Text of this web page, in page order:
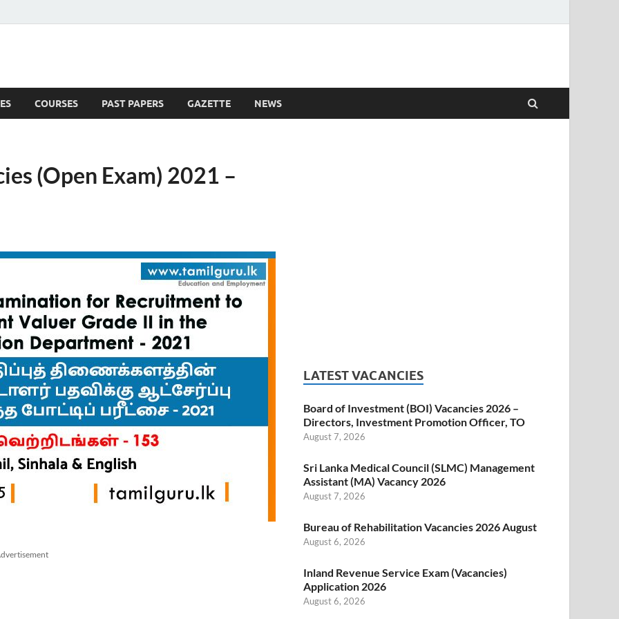
COURSES PAST PAPERS GAZETTE NEWS
(Open Exam) 2021 –
LATEST VACANCIES
Board of Investment (BOI) Vacancies 2026 –
Directors, Investment Promotion Officer, TO
August 7, 2026
Sri Lanka Medical Council (SLMC) Management
Assistant (MA) Vacancy 2026
August 7, 2026
Bureau of Rehabilitation Vacancies 2026 August
August 6, 2026
Inland Revenue Service Exam (Vacancies)
Application 2026
August 6, 2026